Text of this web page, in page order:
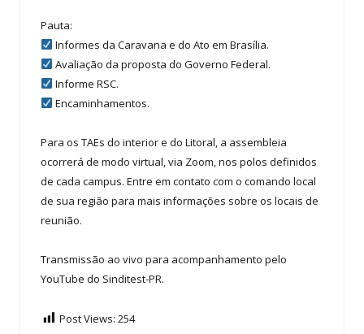
Pauta:
Informes da Caravana e do Ato em Brasília.
Avaliação da proposta do Governo Federal.
Informe RSC.
Encaminhamentos.
Para os TAEs do interior e do Litoral, a assembleia
ocorrerá de modo virtual, via Zoom, nos polos definidos
de cada campus. Entre em contato com o comando local
de sua região para mais informações sobre os locais de
reunião.
Transmissão ao vivo para acompanhamento pelo
YouTube do Sinditest-PR.
Post Views: 254